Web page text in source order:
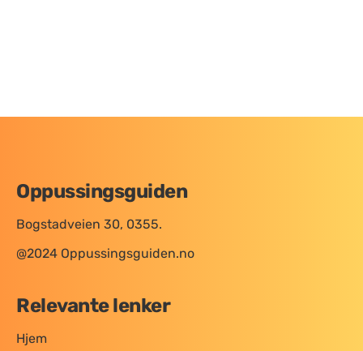
Oppussingsguiden
Bogstadveien 30, 0355.
@2024 Oppussingsguiden.no
Relevante lenker
Hjem